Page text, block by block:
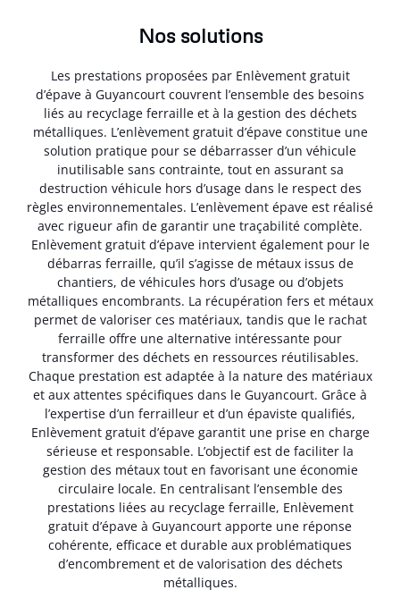
Nos solutions
Les prestations proposées par Enlèvement gratuit
d’épave à Guyancourt couvrent l’ensemble des besoins
liés au recyclage ferraille et à la gestion des déchets
métalliques. L’enlèvement gratuit d’épave constitue une
solution pratique pour se débarrasser d’un véhicule
inutilisable sans contrainte, tout en assurant sa
destruction véhicule hors d’usage dans le respect des
règles environnementales. L’enlèvement épave est réalisé
avec rigueur afin de garantir une traçabilité complète.
Enlèvement gratuit d’épave intervient également pour le
débarras ferraille, qu’il s’agisse de métaux issus de
chantiers, de véhicules hors d’usage ou d’objets
métalliques encombrants. La récupération fers et métaux
permet de valoriser ces matériaux, tandis que le rachat
ferraille offre une alternative intéressante pour
transformer des déchets en ressources réutilisables.
Chaque prestation est adaptée à la nature des matériaux
et aux attentes spécifiques dans le Guyancourt. Grâce à
l’expertise d’un ferrailleur et d’un épaviste qualifiés,
Enlèvement gratuit d’épave garantit une prise en charge
sérieuse et responsable. L’objectif est de faciliter la
gestion des métaux tout en favorisant une économie
circulaire locale. En centralisant l’ensemble des
prestations liées au recyclage ferraille, Enlèvement
gratuit d’épave à Guyancourt apporte une réponse
cohérente, efficace et durable aux problématiques
d’encombrement et de valorisation des déchets
métalliques.